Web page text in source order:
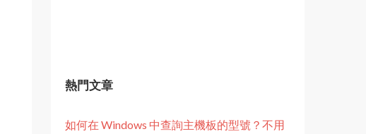
熱門文章
如何在 Windows 中查詢主機板的型號？不用